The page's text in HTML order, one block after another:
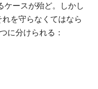
ースが殆ど。しかし
を守らなくてはなら
に分けられる：